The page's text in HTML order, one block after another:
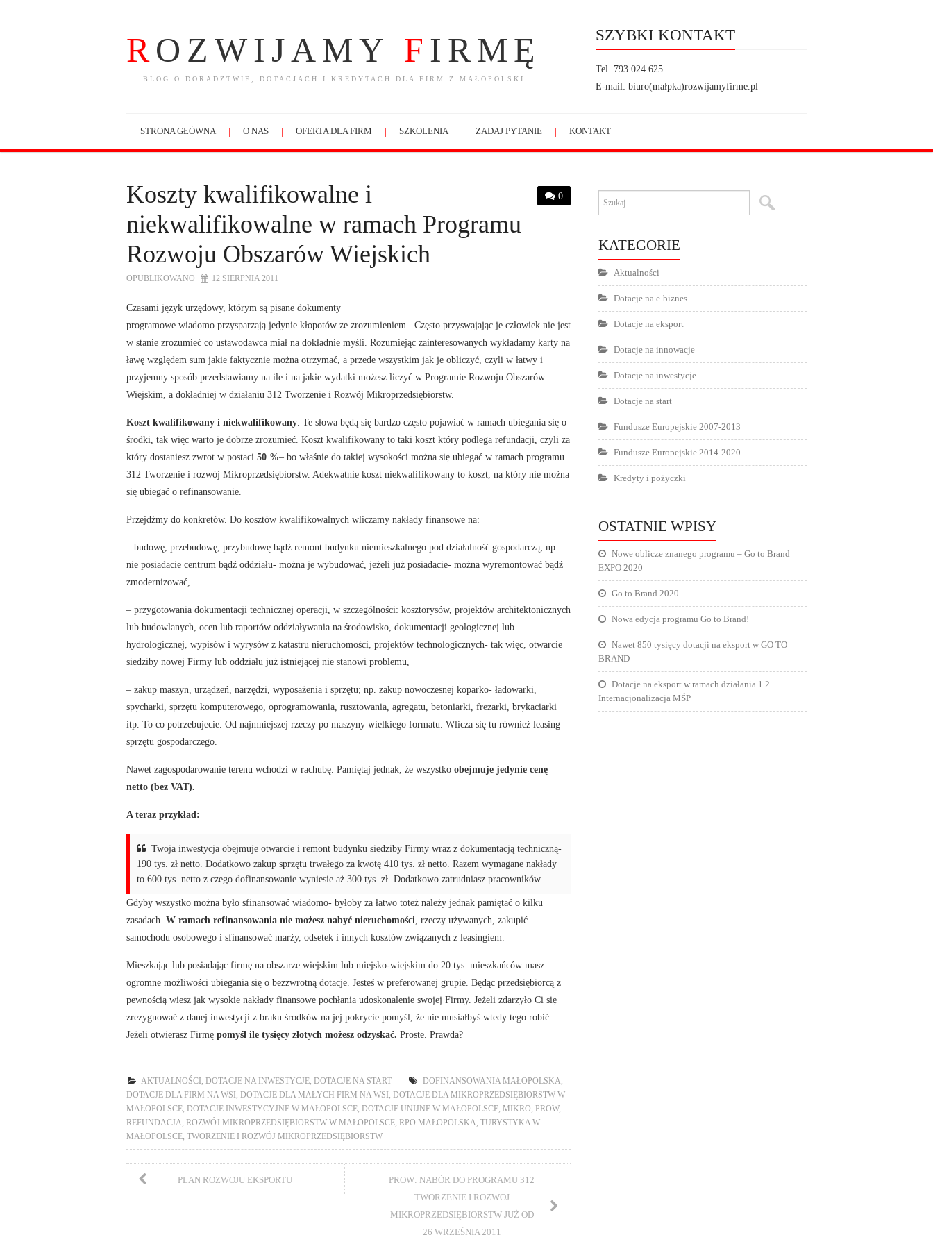
ROZWIJAMY F IRMĘ
BLOG O DORADZTWIE, DOTACJACH I KREDYTACH DLA FIRM Z MAŁOPOLSKI
SZYBKI KONTAKT
Tel. 793 024 625
E-mail: biuro(małpka)rozwijamyfirme.pl
STRONA GŁÓWNA O NAS OFERTA DLA FIRM SZKOLENIA ZADAJ PYTANIE KONTAKT
0
Koszty kwalifikowalne i
niekwalifikowalne w ramach Programu
Rozwoju Obszarów Wiejskich
OPUBLIKOWANO 12 SIERPNIA 2011
Czasami język urzędowy, którym są pisane dokumenty
programowe wiadomo przysparzają jedynie kłopotów ze zrozumieniem. Często przyswajając je człowiek nie jest
w stanie zrozumieć co ustawodawca miał na dokładnie myśli. Rozumiejąc zainteresowanych wykładamy karty na
ławę względem sum jakie faktycznie można otrzymać, a przede wszystkim jak je obliczyć, czyli w łatwy i
przyjemny sposób przedstawiamy na ile i na jakie wydatki możesz liczyć w Programie Rozwoju Obszarów
Wiejskim, a dokładniej w działaniu 312 Tworzenie i Rozwój Mikroprzedsiębiorstw.
Koszt kwalifikowany i niekwalifikowany . Te słowa będą się bardzo często pojawiać w ramach ubiegania się o
środki, tak więc warto je dobrze zrozumieć. Koszt kwalifikowany to taki koszt który podlega refundacji, czyli za
który dostaniesz zwrot w postaci 50 %– bo właśnie do takiej wysokości można się ubiegać w ramach programu
312 Tworzenie i rozwój Mikroprzedsiębiorstw. Adekwatnie koszt niekwalifikowany to koszt, na który nie można
się ubiegać o refinansowanie.
Przejdźmy do konkretów. Do kosztów kwalifikowalnych wliczamy nakłady finansowe na:
– budowę, przebudowę, przybudowę bądź remont budynku niemieszkalnego pod działalność gospodarczą; np.
nie posiadacie centrum bądź oddziału- można je wybudować, jeżeli już posiadacie- można wyremontować bądź
zmodernizować,
– przygotowania dokumentacji technicznej operacji, w szczególności: kosztorysów, projektów architektonicznych
lub budowlanych, ocen lub raportów oddziaływania na środowisko, dokumentacji geologicznej lub
hydrologicznej, wypisów i wyrysów z katastru nieruchomości, projektów technologicznych- tak więc, otwarcie
siedziby nowej Firmy lub oddziału już istniejącej nie stanowi problemu,
– zakup maszyn, urządzeń, narzędzi, wyposażenia i sprzętu; np. zakup nowoczesnej koparko- ładowarki,
spycharki, sprzętu komputerowego, oprogramowania, rusztowania, agregatu, betoniarki, frezarki, brykaciarki
itp. To co potrzebujecie. Od najmniejszej rzeczy po maszyny wielkiego formatu. Wlicza się tu również leasing
sprzętu gospodarczego.
Nawet zagospodarowanie terenu wchodzi w rachubę. Pamiętaj jednak, że wszystko obejmuje jedynie cenę
netto (bez VAT).
A teraz przykład:
Twoja inwestycja obejmuje otwarcie i remont budynku siedziby Firmy wraz z dokumentacją techniczną-
190 tys. zł netto. Dodatkowo zakup sprzętu trwałego za kwotę 410 tys. zł netto. Razem wymagane nakłady
to 600 tys. netto z czego dofinansowanie wyniesie aż 300 tys. zł. Dodatkowo zatrudniasz pracowników.
Gdyby wszystko można było sfinansować wiadomo- byłoby za łatwo toteż należy jednak pamiętać o kilku
zasadach. W ramach refinansowania nie możesz nabyć nieruchomości , rzeczy używanych, zakupić
samochodu osobowego i sfinansować marży, odsetek i innych kosztów związanych z leasingiem.
Mieszkając lub posiadając firmę na obszarze wiejskim lub miejsko-wiejskim do 20 tys. mieszkańców masz
ogromne możliwości ubiegania się o bezzwrotną dotacje. Jesteś w preferowanej grupie. Będąc przedsiębiorcą z
pewnością wiesz jak wysokie nakłady finansowe pochłania udoskonalenie swojej Firmy. Jeżeli zdarzyło Ci się
zrezygnować z danej inwestycji z braku środków na jej pokrycie pomyśl, że nie musiałbyś wtedy tego robić.
Jeżeli otwierasz Firmę pomyśl ile tysięcy złotych możesz odzyskać. Proste. Prawda?
AKTUALNOŚCI DOTACJE NA INWESTYCJE, DOTACJE NA START DOFINANSOWANIA MAŁOPOLSKA
DOTACJE DLA FIRM NA WSI
DOTACJE DLA MAŁYCH FIRM NA WSI
DOTACJE DLA MIKROPRZEDSIĘBIORSTW W
MAŁOPOLSCE DOTACJE INWESTYCYJNE W MAŁOPOLSCE DOTACJE UNIJNE W MAŁOPOLSCE MIKRO PROW,
REFUNDACJA ROZWÓJ MIKROPRZEDSIĘBIORSTW W MAŁOPOLSCE RPO MAŁOPOLSKA TURYSTYKA W
MAŁOPOLSCE TWORZENIE I ROZWÓJ MIKROPRZEDSIĘBIORSTW
PLAN ROZWOJU EKSPORTU
PROW: NABÓR DO PROGRAMU 312
TWORZENIE I ROZWOJ
MIKROPRZEDSIĘBIORSTW JUŻ OD
26 WRZEŚNIA 2011
KATEGORIE
Aktualności
Dotacje na e-biznes
Dotacje na eksport
Dotacje na innowacje
Dotacje na inwestycje
Dotacje na start
Fundusze Europejskie 2007-2013
Fundusze Europejskie 2014-2020
Kredyty i pożyczki
OSTATNIE WPISY
Nowe oblicze znanego programu – Go to Brand
EXPO 2020
Go to Brand 2020
Nowa edycja programu Go to Brand!
Nawet 850 tysięcy dotacji na eksport w GO TO
BRAND
Dotacje na eksport w ramach działania 1.2
Internacjonalizacja MŚP